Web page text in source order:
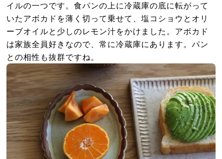
イルの一つです。食パンの上に冷蔵庫の底に転がって
いたアボカドを薄く切って乗せて、塩コショウとオリ
ーブオイルと少しのレモン汁をかけました。アボカド
は家族全員好きなので、常に冷蔵庫にあります。パン
との相性も抜群ですね。